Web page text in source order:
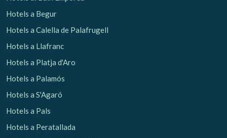
Hotels a Begur
Hotels a Calella de Palafrugell
Hotels a Llafranc
Hotels a Platja d'Aro
Hotels a Palamós
Hotels a S'Agaró
Hotels a Pals
Hotels a Peratallada